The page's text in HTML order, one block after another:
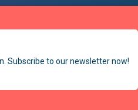
Subscribe to our newsletter now!